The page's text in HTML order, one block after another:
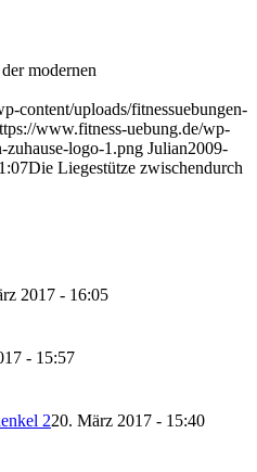
modernen
content/uploads/fitnessuebungen-
www.fitness-uebung.de/wp-
zuhause-logo-1.png Julian2009-
Die Liegestütze zwischendurch
2017 - 16:05
- 15:57
220. März 2017 - 15:40